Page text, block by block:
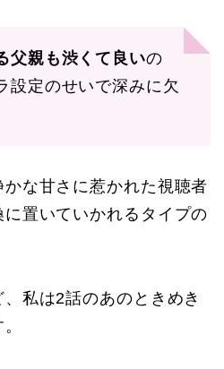
父親も渋くて良いの
設定のせいで深みに欠
な甘さに惹かれた視聴者
置いていかれるタイプの
私は2話のあのときめき